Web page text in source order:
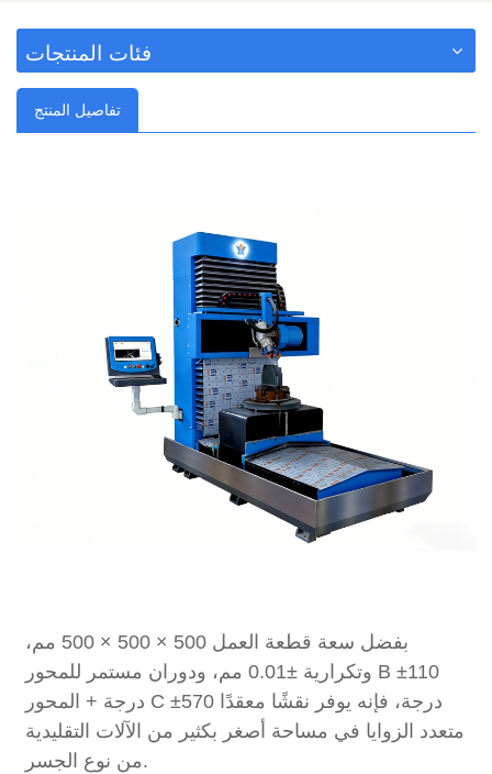
فئات المنتجات
تفاصيل المنتج
بفضل سعة قطعة العمل 500 × 500 × 500 مم،
وتكرارية ±0.01 مم، ودوران مستمر للمحور B ±110
درجة + المحور C ±570 درجة، فإنه يوفر نقشًا معقدًا
متعدد الزوايا في مساحة أصغر بكثير من الآلات التقليدية
من نوع الجسر.